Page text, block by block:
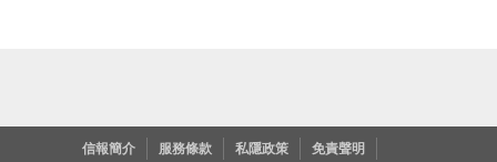
信報簡介 服務條款 私隱政策
免責聲明